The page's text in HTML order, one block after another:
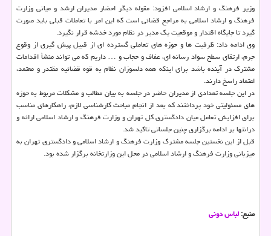
وزیر فرهنگ و ارشاد اسلامی افزود: مقوله دیگر احضار مدیران ارشد و میانی وزارت
فرهنگ و ارشاد اسلامی به مراجع قضائی است كه این امر با تعاملات قبلی باید صورت
گیرد تا جایگاه اقتدار و موقعیت یك مدیر در نظام مورد خدشه قرار نگیرد.
وی ادامه داد: ظرفیت ها و حوزه های تعاملی گسترده ای از قبیل پیش گیری از وقوع
جرم، ارتقای سطح سواد رسانه ای، عفاف و حجاب و … داریم كه می تواند منشأ اقدامات
مشترك در آینده باشد برای اینكه همه دلسوزان نظام به قوه قضائیه مقتدر و معتمد،
اعتماد راسخ دارند.
در این جلسه تعدادی از مدیران حاضر در جلسه به بیان مطالب و مشكلات مربوط به حوزه
های مسئولیتی خود پرداختند كه بعد از انجام مباحث كارشناسی لازم، راهكارهای مناسب
برای افزایش تعامل میان دادگستری كل تهران و وزارت فرهنگ و ارشاد اسلامی ارائه و
درانتها بر ادامه برگزاری چنین جلساتی تاكید شد.
قبل از این نخستین جلسه مشترك وزارت فرهنگ و ارشاد اسلامی و دادگستری تهران به
میزبانی وزارت فرهنگ و ارشاد اسلامی در محل این وزارتخانه برگزار شده بود.
منبع:لباس دونی